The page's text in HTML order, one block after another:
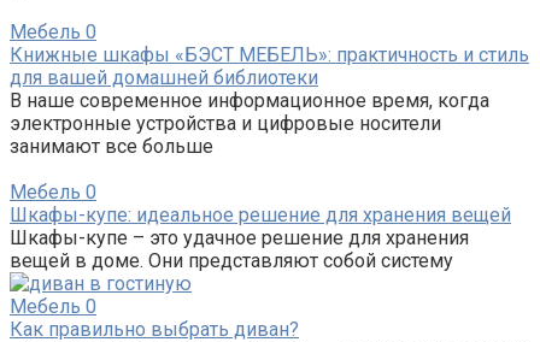
Мебель 0
Книжные шкафы «БЭСТ МЕБЕЛЬ»: практичность и стиль
для вашей домашней библиотеки
В наше современное информационное время, когда
электронные устройства и цифровые носители
занимают все больше
Мебель 0
Шкафы-купе: идеальное решение для хранения вещей
Шкафы-купе – это удачное решение для хранения
вещей в доме. Они представляют собой систему
Мебель 0
Как правильно выбрать диван?